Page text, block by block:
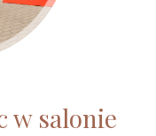
w salonie